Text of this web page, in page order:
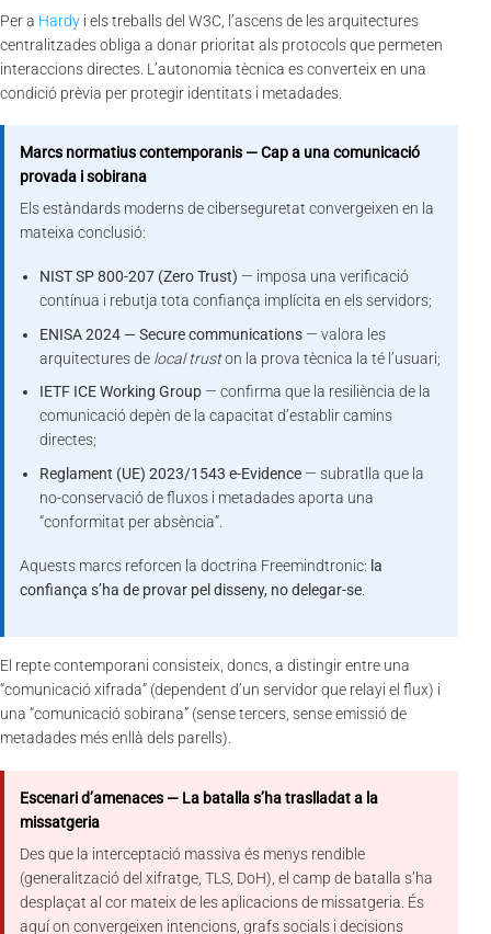
Per a Hardy i els treballs del W3C, l’ascens de les arquitectures
centralitzades obliga a donar prioritat als protocols que permeten
interaccions directes. L’autonomia tècnica es converteix en una
condició prèvia per protegir identitats i metadades.
Marcs normatius contemporanis — Cap a una comunicació
provada i sobirana
Els estàndards moderns de ciberseguretat convergeixen en la
mateixa conclusió:
NIST SP 800-207 (Zero Trust) — imposa una verificació
contínua i rebutja tota confiança implícita en els servidors;
ENISA 2024 — Secure communications — valora les
arquitectures de local truston la prova tècnica la té l’usuari;
IETF ICE Working Group — confirma que la resiliència de la
comunicació depèn de la capacitat d’establir camins
directes;
Reglament (UE) 2023/1543 e-Evidence — subratlla que la
no-conservació de fluxos i metadades aporta una
“conformitat per absència”.
Aquests marcs reforcen la doctrina Freemindtronic: la
confiança s’ha de provar pel disseny, no delegar-se
El repte contemporani consisteix, doncs, a distingir entre una
“comunicació xifrada” (dependent d’un servidor que relayi el flux) i
una “comunicació sobirana” (sense tercers, sense emissió de
metadades més enllà dels parells).
Escenari d’amenaces — La batalla s’ha traslladat a la
missatgeria
Des que la interceptació massiva és menys rendible
(generalització del xifratge, TLS, DoH), el camp de batalla s’ha
desplaçat al cor mateix de les aplicacions de missatgeria. És
aquí on convergeixen intencions, grafs socials i decisions